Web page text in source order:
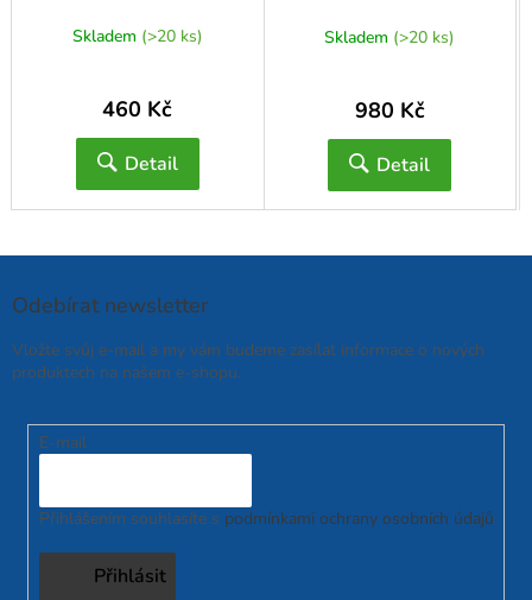
Skladem (>20 ks)
460 Kč
Detail
Skladem (>20 ks)
980 Kč
Detail
Odebírat newsletter
Vložte svůj e-mail a my vám budeme zasílat informace o nových
produktech na našem e-shopu.
E-mail
Přihlášením souhlasíte s podmínkami ochrany osobních údajů
Přihlásit